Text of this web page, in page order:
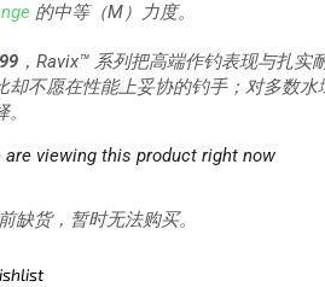
的中等（M）力度。
，Ravix™ 系列把高端作钓表现与扎
却不愿在性能上妥协的钓手；对多数
are viewing this product right now
缺货，暂时无法购买。